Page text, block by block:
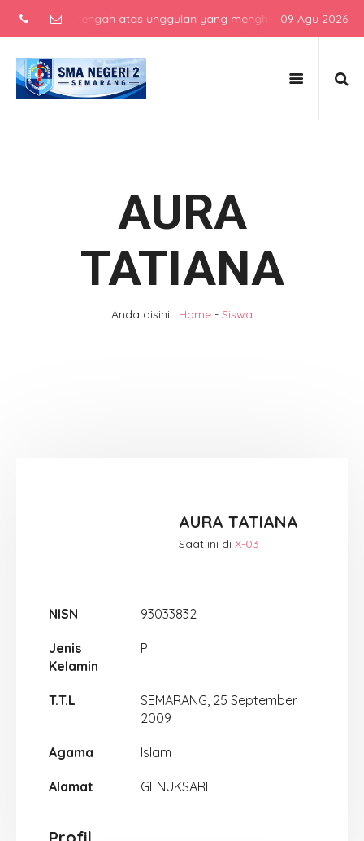
menengah atas unggulan yang menghasilkan lulusan
09 Agu 2026
AURA
TATIANA
Anda disini : Home - Siswa
AURA TATIANA
Saat ini di X-03
NISN 93033832
Jenis
Kelamin
P
T.T.L
SEMARANG, 25 September
2009
Agama Islam
Alamat GENUKSARI